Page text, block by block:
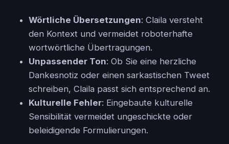
Wörtliche Übersetzungen: Claila versteht
den Kontext und vermeidet roboterhafte
wortwörtliche Übertragungen.
Unpassender Ton: Ob Sie eine herzliche
Dankesnotiz oder einen sarkastischen Tweet
schreiben, Claila passt sich entsprechend an.
Kulturelle Fehler: Eingebaute kulturelle
Sensibilität vermeidet ungeschickte oder
beleidigende Formulierungen.